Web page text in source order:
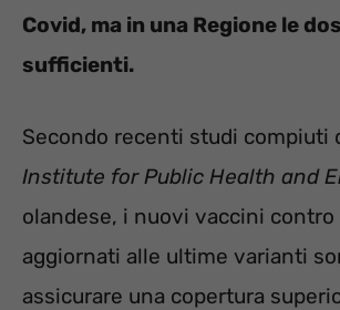
Covid, ma in una Regione le
sufficienti.
Secondo recenti studi compiuti
Institute for Public Health and
olandese, i nuovi vaccini contro
aggiornati alle ultime varianti
assicurare una copertura